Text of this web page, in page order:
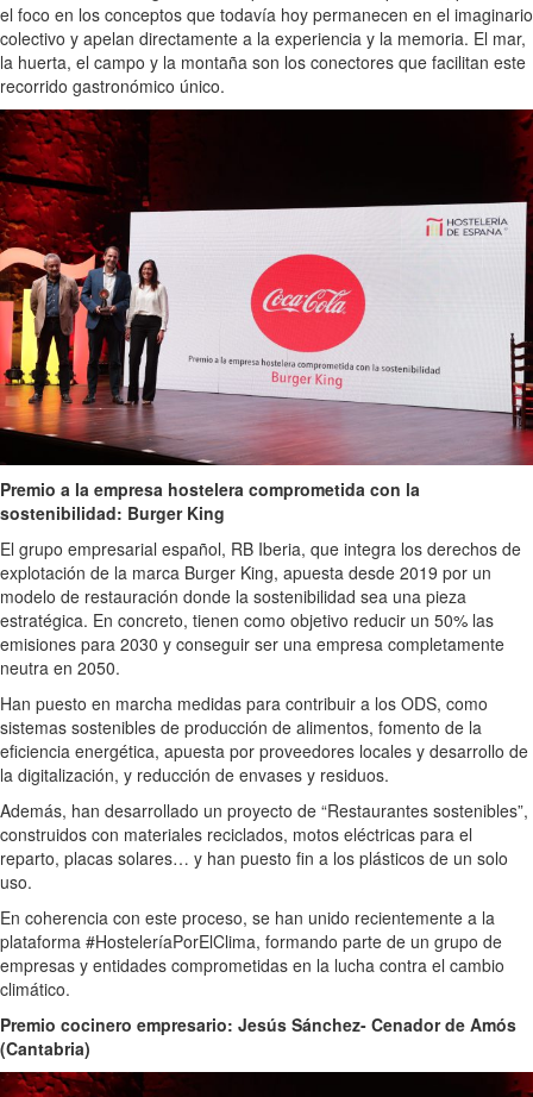
el foco en los conceptos que todavía hoy permanecen en el imaginario
colectivo y apelan directamente a la experiencia y la memoria. El mar,
la huerta, el campo y la montaña son los conectores que facilitan este
recorrido gastronómico único.
Premio a la empresa hostelera comprometida con la
sostenibilidad: Burger King
El grupo empresarial español, RB Iberia, que integra los derechos de
explotación de la marca Burger King, apuesta desde 2019 por un
modelo de restauración donde la sostenibilidad sea una pieza
estratégica. En concreto, tienen como objetivo reducir un 50% las
emisiones para 2030 y conseguir ser una empresa completamente
neutra en 2050.
Han puesto en marcha medidas para contribuir a los ODS, como
sistemas sostenibles de producción de alimentos, fomento de la
eficiencia energética, apuesta por proveedores locales y desarrollo de
la digitalización, y reducción de envases y residuos.
Además, han desarrollado un proyecto de “Restaurantes sostenibles”,
construidos con materiales reciclados, motos eléctricas para el
reparto, placas solares… y han puesto fin a los plásticos de un solo
uso.
En coherencia con este proceso, se han unido recientemente a la
plataforma #HosteleríaPorElClima, formando parte de un grupo de
empresas y entidades comprometidas en la lucha contra el cambio
climático.
Premio cocinero empresario: Jesús Sánchez- Cenador de Amós
(Cantabria)